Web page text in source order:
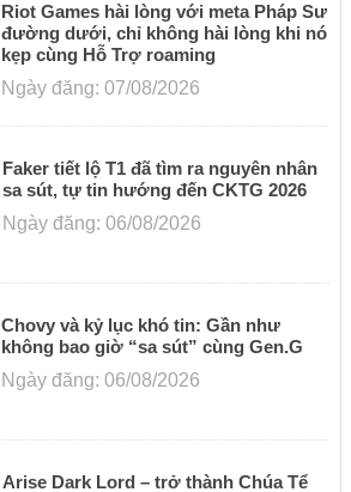
Riot Games hài lòng với meta Pháp Sư
đường dưới, chỉ không hài lòng khi nó
kẹp cùng Hỗ Trợ roaming
Ngày đăng: 07/08/2026
Faker tiết lộ T1 đã tìm ra nguyên nhân
sa sút, tự tin hướng đến CKTG 2026
Ngày đăng: 06/08/2026
Chovy và kỷ lục khó tin: Gần như
không bao giờ “sa sút” cùng Gen.G
Ngày đăng: 06/08/2026
Arise Dark Lord – trở thành Chúa Tể